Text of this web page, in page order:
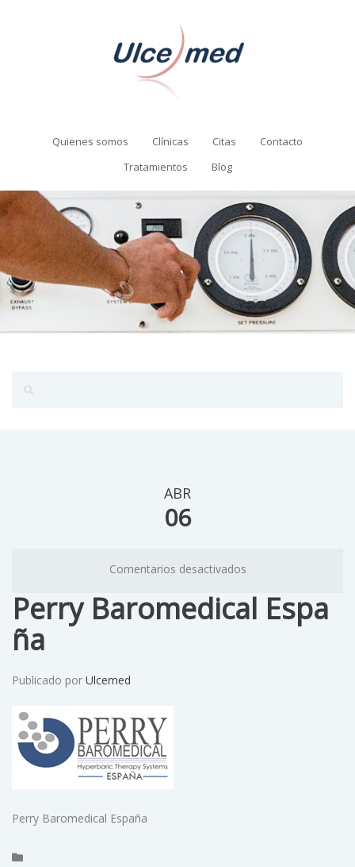
Quienes somos Clínicas Citas
Contacto
Tratamientos
Blog
ABR
06
Comentarios desactivados
Perry Baromedical Espa
ña
Publicado por Ulcemed
Perry Baromedical España